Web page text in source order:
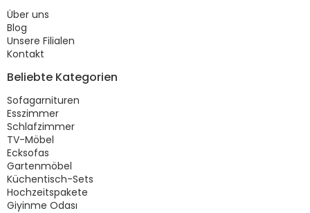
Über uns
Blog
Unsere Filialen
Kontakt
Beliebte Kategorien
Sofagarnituren
Esszimmer
Schlafzimmer
TV-Möbel
Ecksofas
Gartenmöbel
Küchentisch-Sets
Hochzeitspakete
Giyinme Odası